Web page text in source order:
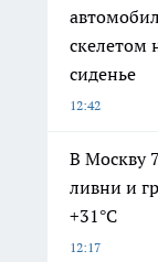
скелетом
сиденье
12:42
В Москву
ливни и
+31°C
12:17